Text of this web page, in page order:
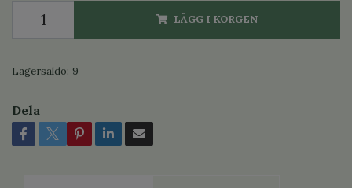
LÄGG I KORGEN
Lagersaldo: 9
Dela